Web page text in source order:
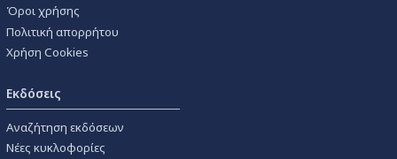
Όροι χρήσης
Πολιτική απορρήτου
Χρήση Cookies
Εκδόσεις
Αναζήτηση εκδόσεων
Νέες κυκλοφορίες